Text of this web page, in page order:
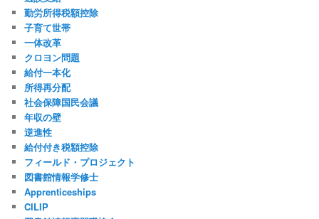
勤労所得税額控除
子育て世帯
一体改革
クロヨン問題
給付一本化
所得再分配
社会保障国民会議
年収の壁
逆進性
給付付き税額控除
フィールド・プロジェクト
図書館情報学修士
Apprenticeships
CILIP